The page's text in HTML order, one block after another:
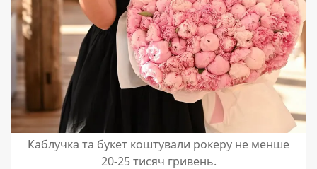
Каблучка та букет коштували рокеру не менше
20-25 тисяч гривень.